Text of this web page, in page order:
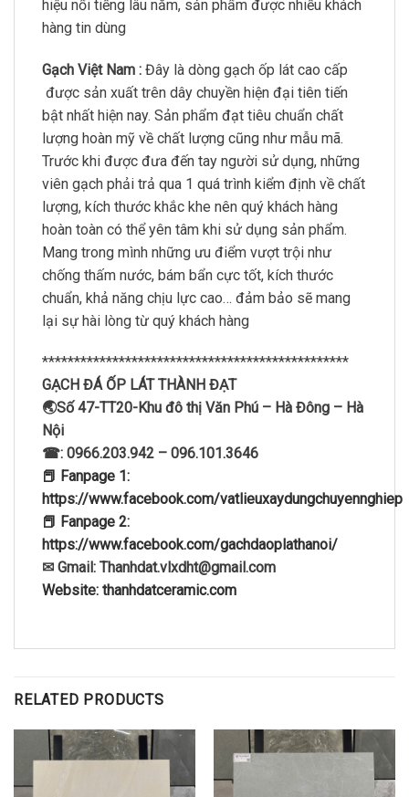
hiệu nổi tiếng lâu năm, sản phẩm được nhiều khách
hàng tin dùng
Gạch Việt Nam : Đây là dòng gạch ốp lát cao cấp
được sản xuất trên dây chuyền hiện đại tiên tiến
bật nhất hiện nay. Sản phẩm đạt tiêu chuẩn chất
lượng hoàn mỹ về chất lượng cũng như mẫu mã.
Trước khi được đưa đến tay người sử dụng, những
viên gạch phải trả qua 1 quá trình kiểm định về chất
lượng, kích thước khắc khe nên quý khách hàng
hoàn toàn có thể yên tâm khi sử dụng sản phẩm.
Mang trong mình những ưu điểm vượt trội như
chống thấm nước, bám bẩn cực tốt, kích thước
chuẩn, khả năng chịu lực cao… đảm bảo sẽ mang
lại sự hài lòng từ quý khách hàng
************************************************
GẠCH ĐÁ ỐP LÁT THÀNH ĐẠT
🌏Số 47-TT20-Khu đô thị Văn Phú – Hà Đông – Hà
Nội
☎: 0966.203.942 – 096.101.3646
📕 Fanpage 1:
https://www.facebook.com/vatlieuxaydungchuyennghiep
📕 Fanpage 2:
https://www.facebook.com/gachdaoplathanoi/
✉ Gmail: Thanhdat.vlxdht@gmail.com
Website: thanhdatceramic.com
RELATED PRODUCTS